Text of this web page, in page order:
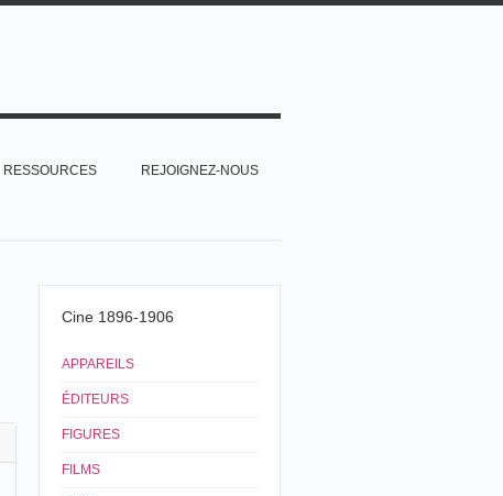
RESSOURCES REJOIGNEZ-NOUS
Cine 1896-1906
APPAREILS
ÉDITEURS
FIGURES
FILMS